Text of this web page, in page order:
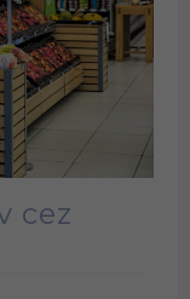
cez